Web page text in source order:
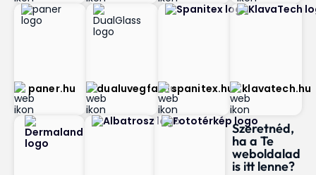
paner.hu dualuvegfal.huspanitex.hu klavatech.hu
Szeretnéd,
ha a Te
weboldalad
is itt lenne?